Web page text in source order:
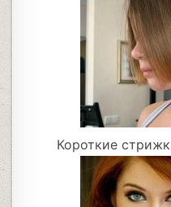
Короткие